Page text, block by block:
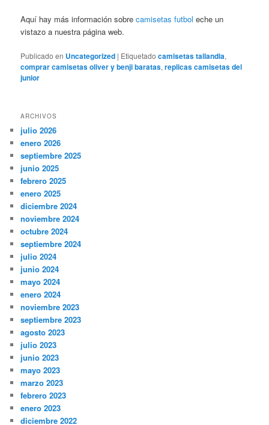
Aquí hay más información sobrecamisetas futbol eche un
vistazo a nuestra página web.
Publicado en Uncategorized | Etiquetado camisetas tailandia,
comprar camisetas oliver y benji baratas,replicas camisetas del
junior
ARCHIVOS
julio 2026
enero 2026
septiembre 2025
junio 2025
febrero 2025
enero 2025
diciembre 2024
noviembre 2024
octubre 2024
septiembre 2024
julio 2024
junio 2024
mayo 2024
enero 2024
noviembre 2023
septiembre 2023
agosto 2023
julio 2023
junio 2023
mayo 2023
marzo 2023
febrero 2023
enero 2023
diciembre 2022